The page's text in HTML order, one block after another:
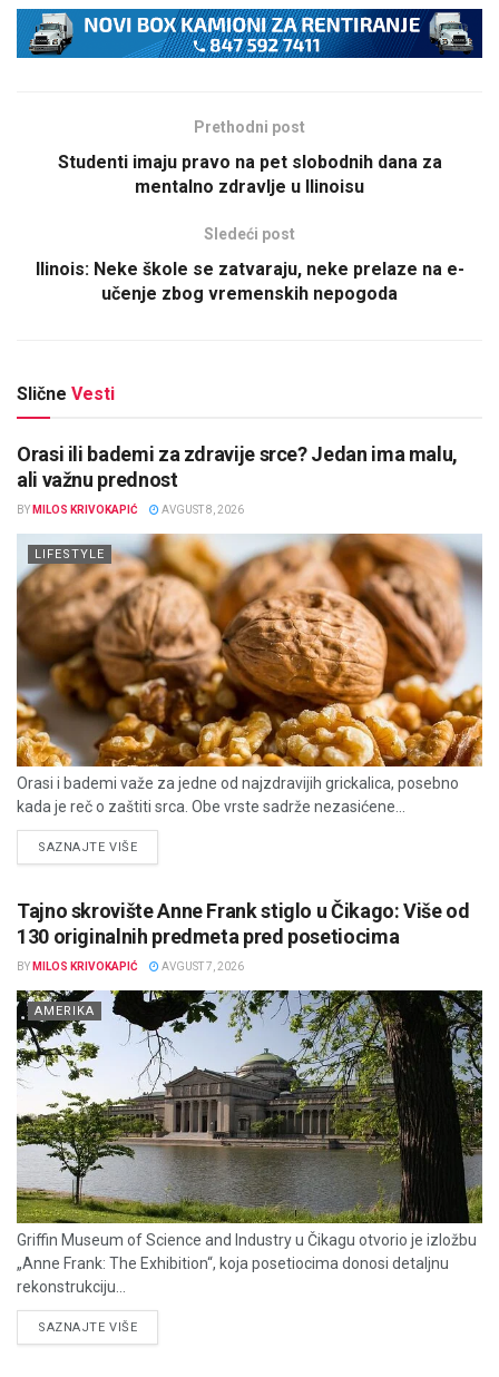
Prethodni post
Studenti imaju pravo na pet slobodnih dana za
mentalno zdravlje u Ilinoisu
Sledeći post
Ilinois: Neke škole se zatvaraju, neke prelaze na e-
učenje zbog vremenskih nepogoda
Slične Vesti
Orasi ili bademi za zdravije srce? Jedan ima malu,
ali važnu prednost
BY MILOS KRIVOKAPIĆ AVGUST 8, 2026
LIFESTYLE
Orasi i bademi važe za jedne od najzdravijih grickalica, posebno
kada je reč o zaštiti srca. Obe vrste sadrže nezasićene...
SAZNAJTE VIŠEDETAILS
Tajno skrovište Anne Frank stiglo u Čikago: Više od
130 originalnih predmeta pred posetiocima
BY MILOS KRIVOKAPIĆ AVGUST 7, 2026
AMERIKA
Griffin Museum of Science and Industry u Čikagu otvorio je izložbu
„Anne Frank: The Exhibition“, koja posetiocima donosi detaljnu
rekonstrukciju...
SAZNAJTE VIŠEDETAILS